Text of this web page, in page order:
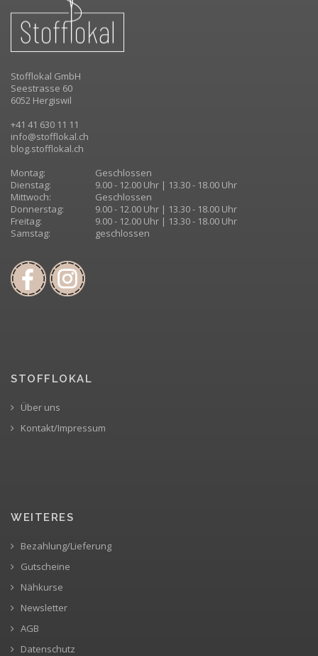
Stofflokal GmbH
Seestrasse 60
6052 Hergiswil
+41 41 630 11 11
info@stofflokal.ch
blog.stofflokal.ch
Montag:
Geschlossen
Dienstag:
9.00 - 12.00 Uhr | 13.30 - 18.00 Uhr
Mittwoch:
Geschlossen
Donnerstag:
9.00 - 12.00 Uhr | 13.30 - 18.00 Uhr
Freitag:
9.00 - 12.00 Uhr | 13.30 - 18.00 Uhr
Samstag:
geschlossen
STOFFLOKAL
Über uns
Kontakt/Impressum
WEITERES
Bezahlung/Lieferung
Gutscheine
Nähkurse
Newsletter
AGB
Datenschutz